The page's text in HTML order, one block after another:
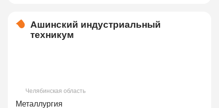
Ашинский индустриальный
техникум
Челябинская область
Металлургия